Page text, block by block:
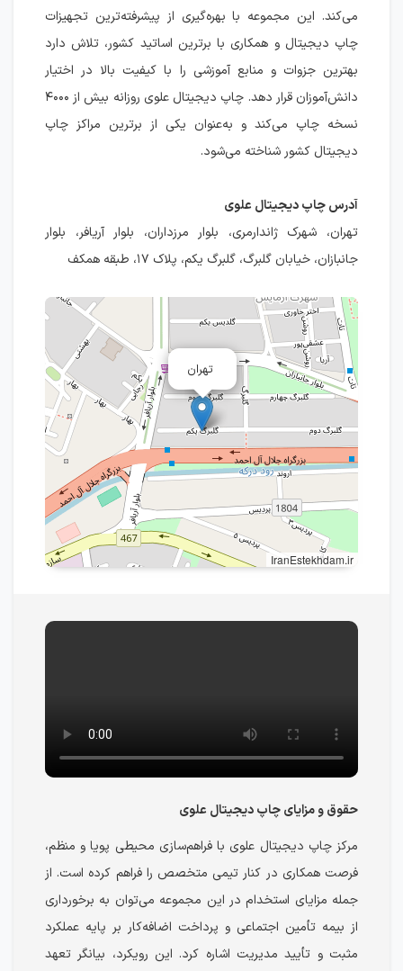
می‌کند. این مجموعه با بهره‌گیری از پیشرفته‌ترین تجهیزات
چاپ دیجیتال و همکاری با برترین اساتید کشور، تلاش دارد
بهترین جزوات و منابع آموزشی را با کیفیت بالا در اختیار
دانش‌آموزان قرار دهد. چاپ دیجیتال علوی روزانه بیش از ۴۰۰۰
نسخه چاپ می‌کند و به‌عنوان یکی از برترین مراکز چاپ
دیجیتال کشور شناخته می‌شود.
آدرس چاپ دیجیتال علوی
تهران، شهرک ژاندارمری، بلوار مرزداران، بلوار آریافر، بلوار
جانبازان، خیابان گلبرگ، گلبرگ یکم، پلاک ۱۷، طبقه همکف
تهران
IranEstekhdam.ir
حقوق و مزایای چاپ دیجیتال علوی
مرکز چاپ دیجیتال علوی با فراهم‌سازی محیطی پویا و منظم،
فرصت همکاری در کنار تیمی متخصص را فراهم کرده است. از
جمله مزایای استخدام در این مجموعه می‌توان به برخورداری
از بیمه تأمین اجتماعی و پرداخت اضافه‌کار بر پایه عملکرد
مثبت و تأیید مدیریت اشاره کرد. این رویکرد، بیانگر تعهد